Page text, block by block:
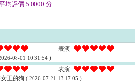
均評價 5.0000 分
表演
08-01 10:31:54 )
表演
王的狗 ( 2026-07-21 13:17:05 )